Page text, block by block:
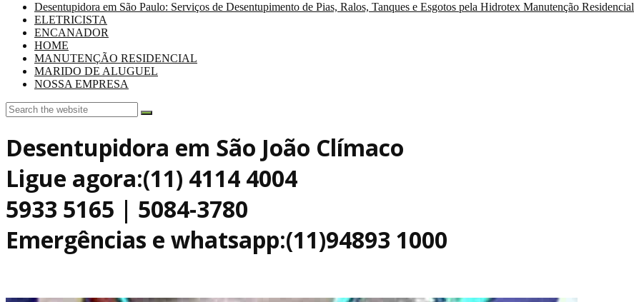
Desentupidora em São Paulo: Serviços de Desentupimento de Pias, Ralos, Tanques e Esgotos pela Hidrotex Manutenção Residencial
ELETRICISTA
ENCANADOR
HOME
MANUTENÇÃO RESIDENCIAL
MARIDO DE ALUGUEL
NOSSA EMPRESA
Desentupidora em São João Clímaco
Ligue agora:(11) 4114 4004
5933 5165 | 5084-3780
Emergências e whatsapp:(11)94893 1000